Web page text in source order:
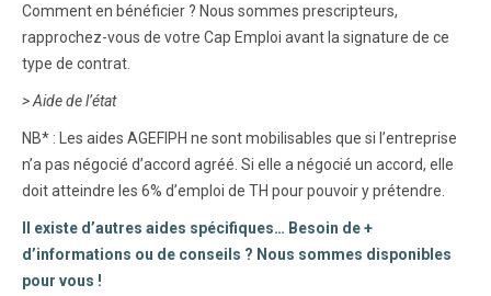
Comment en bénéficier ? Nous sommes prescripteurs,
rapprochez-vous de votre Cap Emploi avant la signature de ce
type de contrat.
> Aide de l’état
NB* : Les aides AGEFIPH ne sont mobilisables que si l’entreprise
n’a pas négocié d’accord agréé. Si elle a négocié un accord, elle
doit atteindre les 6% d’emploi de TH pour pouvoir y prétendre.
Il existe d’autres aides spécifiques… Besoin de +
d’informations ou de conseils ? Nous sommes disponibles
pour vous !